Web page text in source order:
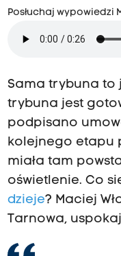
Posłuchaj wypowiedzi
Sama trybuna to
trybuna jest
podpisano
kolejnego etapu
miała tam
oświetlenie. Co
dzieje? Maciej
Tarnowa,